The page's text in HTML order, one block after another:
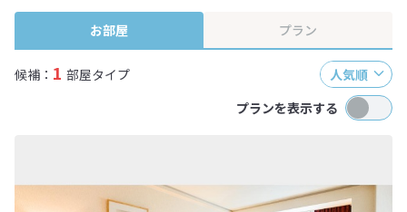
終確認画面でご確認ください。
お部屋 プラン
候補： 1 部屋タイプ
人気順
プランを表示する